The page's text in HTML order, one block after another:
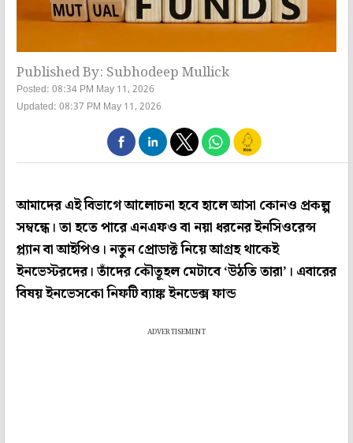
Published By: Subhodeep Mullick
Posted: 08:34 PM May 11, 2026
Updated: 08:37 PM May 11, 2026
আমাদের এই বিভাগে আলোচনা হবে হালে আসা কোনও প্রকল্প
সম্বন্ধে। তা হতে পারে এনএফও বা নয়া ধরনের ইনসিওরেন্স
প্ল‌্যান বা আইপিও। নতুন প্রোডাক্ট নিয়ে আগ্রহ থাকেই
ইনভেস্টরদের। তাঁদের কৌতূহল মেটাবে ‘উঠতি তারা’। এবারের
বিষয় ইনভেসকো নিফটি ব‌্যাঙ্ক ইনডেক্স ফান্ড
ADVERTISEMENT